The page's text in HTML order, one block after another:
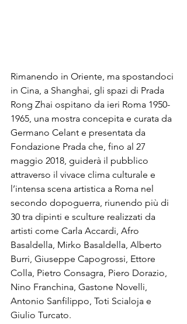
Rimanendo in Oriente, ma spostandoci
in Cina, a Shanghai, gli spazi di Prada
Rong Zhai ospitano da ieri Roma 1950-
1965, una mostra concepita e curata da
Germano Celant e presentata da
Fondazione Prada che, fino al 27
maggio 2018, guiderà il pubblico
attraverso il vivace clima culturale e
l’intensa scena artistica a Roma nel
secondo dopoguerra, riunendo più di
30 tra dipinti e sculture realizzati da
artisti come Carla Accardi, Afro
Basaldella, Mirko Basaldella, Alberto
Burri, Giuseppe Capogrossi, Ettore
Colla, Pietro Consagra, Piero Dorazio,
Nino Franchina, Gastone Novelli,
Antonio Sanfilippo, Toti Scialoja e
Giulio Turcato.